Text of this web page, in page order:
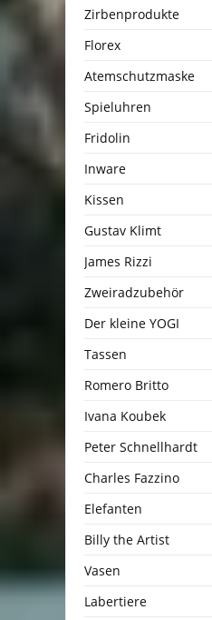
Zirbenprodukte
Florex
Atemschutzmaske
Spieluhren
Fridolin
Inware
Kissen
Gustav Klimt
James Rizzi
Zweiradzubehör
Der kleine YOGI
Tassen
Romero Britto
Ivana Koubek
Peter Schnellhardt
Charles Fazzino
Elefanten
Billy the Artist
Vasen
Labertiere